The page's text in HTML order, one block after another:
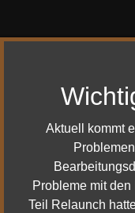
Heilung
-5%
-15%
-20%
-25%
-30%
70
-35%
80
-40%
Aktuell kommt
Probleme mit
Teil Relaunch